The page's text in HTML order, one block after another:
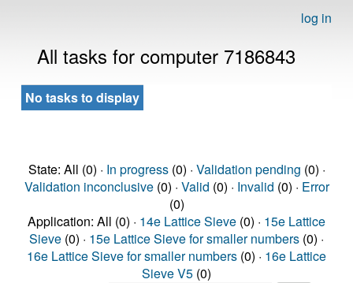
log in
All tasks for computer 7186843
No tasks to display
State: All (0) · In progress(0) · Validation pending (0) ·
Validation inconclusive(0) · Valid (0) · Invalid (0) · Error
(0)
Application: All (0) · 14e Lattice Sieve (0) · 15e Lattice
Sieve (0) · 15e Lattice Sieve for smaller numbers (0) ·
16e Lattice Sieve for smaller numbers (0) · 16e Lattice
Sieve V5 (0)